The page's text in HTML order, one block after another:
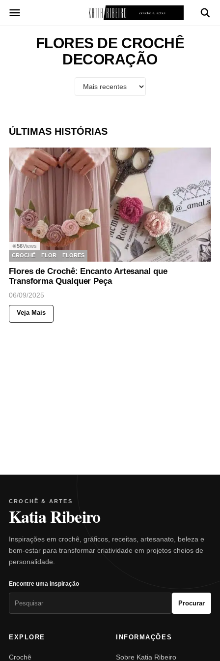
para
FLORES DE CROCHÊ
DECORAÇÃO
ÚLTIMAS HISTÓRIAS
◉56Views
CROCHÊ
FLOR FLORES
Flores de Crochê: Encanto Artesanal que
Transforma Qualquer Peça
06/09/2025
Veja Mais
CROCHÊ & ARTES
Katia Ribeiro
Inspirações em crochê, gráficos, receitas, artesanato, beleza e
bem-estar para transformar criatividade em projetos cheios de
personalidade.
Encontre uma inspiração
Procurar
EXPLORE
Crochê
INFORMAÇÕES
Sobre Katia Ribeiro